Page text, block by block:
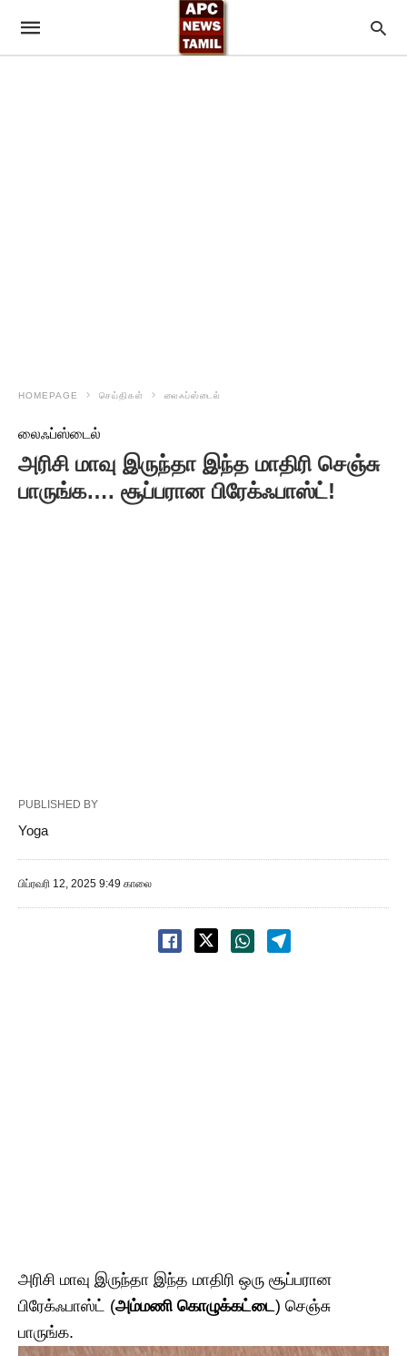
HOMEPAGE செய்திகள் லைஃப்ஸ்டைல்
லைஃப்ஸ்டைல்
அரிசி மாவு இருந்தா இந்த மாதிரி செஞ்சு
பாருங்க…. சூப்பரான பிரேக்ஃபாஸ்ட்!
PUBLISHED BY
Yoga
பிப்ரவரி 12, 2025 9:49 காலை
அரிசி மாவு இருந்தா இந்த மாதிரி ஒரு சூப்பரான
பிரேக்ஃபாஸ்ட் (அம்மணி கொழுக்கட்டை) செஞ்சு
பாருங்க.